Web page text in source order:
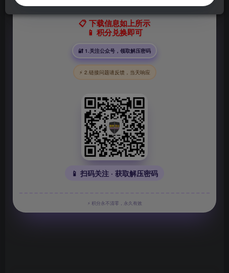
📋 下载信息如上所示
📱 积分兑换即可
🔐 1.关注公众号，领取解压密码
⚡ 2.链接问题请反馈，当天响应
📱 扫码关注 · 获取解压密码
⚡ 积分永不清零，永久有效